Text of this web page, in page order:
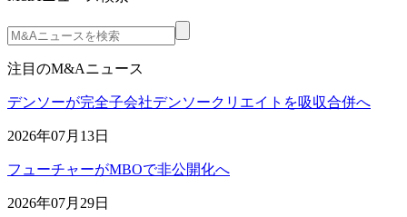
注目のM&Aニュース
デンソーが完全子会社デンソークリエイトを吸収合併へ
2026年07月13日
フューチャーがMBOで非公開化へ
2026年07月29日